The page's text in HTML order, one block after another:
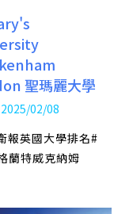
聖瑪麗大學
02/08
報英國大學排名#
蘭特威克納姆